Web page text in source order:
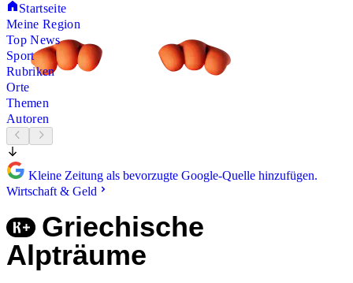
Startseite
Meine Region
Top News
Sport
Rubriken
Orte
Themen
Autoren
Kleine Zeitung als bevorzugte Google-Quelle hinzufügen.
Wirtschaft & Geld
Griechische
Alpträume